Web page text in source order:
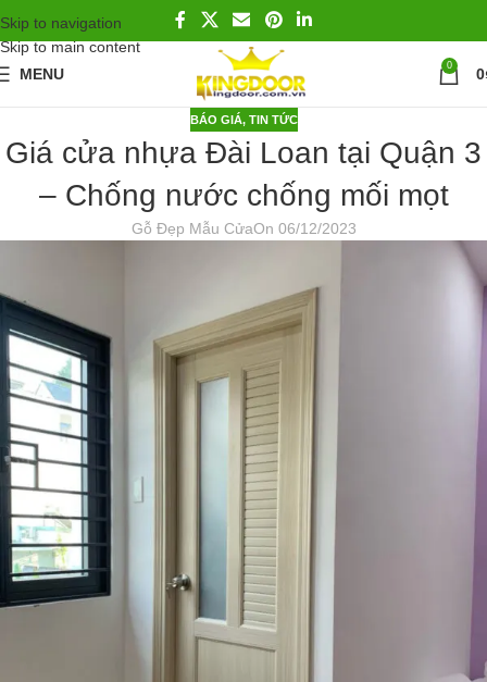
Skip to navigation
Skip to main content
MENU
0 0
BÁO GIÁ, TIN TỨC
Giá cửa nhựa Đài Loan tại Quận 3
– Chống nước chống mối mọt
Gỗ Đẹp Mẫu CửaOn 06/12/2023